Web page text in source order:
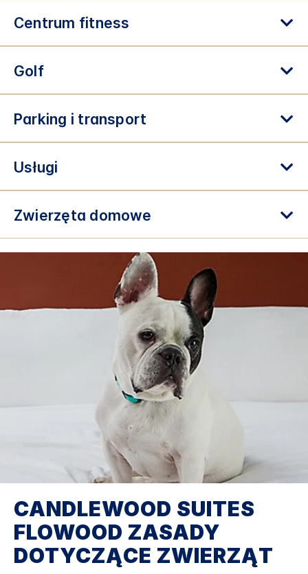
Centrum fitness
Golf
Parking i transport
Usługi
Zwierzęta domowe
CANDLEWOOD SUITES
FLOWOOD ZASADY
DOTYCZĄCE ZWIERZĄT